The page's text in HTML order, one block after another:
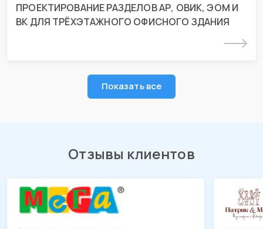
ПРОЕКТИРОВАНИЕ РАЗДЕЛОВ АР, ОВИК, ЭОМ И
ВК ДЛЯ ТРЁХЭТАЖНОГО ОФИСНОГО ЗДАНИЯ
Подробнее
Показать все
Отзывы клиентов